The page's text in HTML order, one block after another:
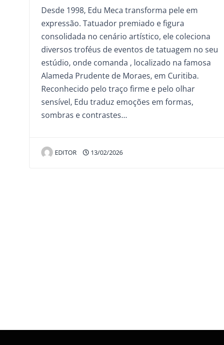
Desde 1998, Edu Meca transforma pele em
expressão. Tatuador premiado e figura
consolidada no cenário artístico, ele coleciona
diversos troféus de eventos de tatuagem no seu
estúdio, onde comanda , localizado na famosa
Alameda Prudente de Moraes, em Curitiba.
Reconhecido pelo traço firme e pelo olhar
sensível, Edu traduz emoções em formas,
sombras e contrastes…
EDITOR 13/02/2026